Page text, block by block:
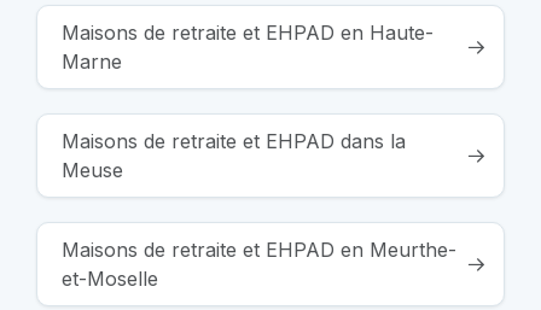
Maisons de retraite et EHPAD en Haute-
Marne
Maisons de retraite et EHPAD dans la
Meuse
Maisons de retraite et EHPAD en Meurthe-
et-Moselle